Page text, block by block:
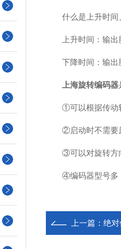
什么是上升时间
上升时间：输出
下降时间：输出
上海旋转编码器
①可以根据传动轴
②启动时不需要原
③可以对旋转方向
④编码器型号多，
上一篇： 绝